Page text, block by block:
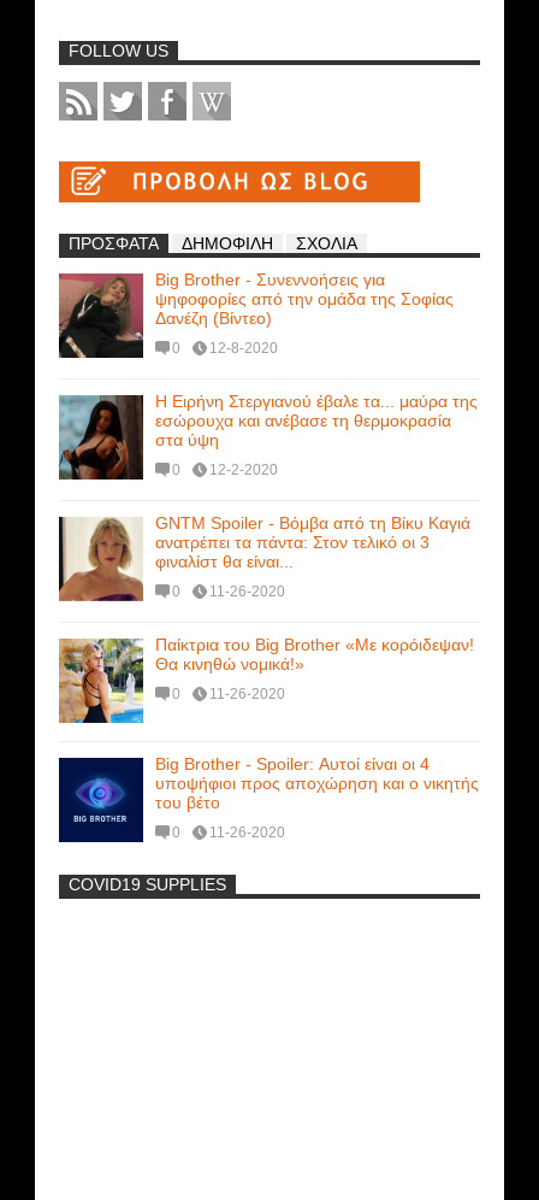
FOLLOW US
ΠΡΟΣΦΑΤΑ ΔΗΜΟΦΙΛΗ
ΣΧΟΛΙΑ
Big Brother - Συνεννοήσεις για
ψηφοφορίες από την ομάδα της Σοφίας
Δανέζη (Βίντεο)
0 12-8-2020
Η Ειρήνη Στεργιανού έβαλε τα... μαύρα της
εσώρουχα και ανέβασε τη θερμοκρασία
στα ύψη
0 12-2-2020
GNTM Spoiler - Βόμβα από τη Βίκυ Καγιά
ανατρέπει τα πάντα: Στον τελικό οι 3
φιναλίστ θα είναι...
0 11-26-2020
Παίκτρια του Big Brother «Με κορόιδεψαν!
Θα κινηθώ νομικά!»
0 11-26-2020
Big Brother - Spoiler: Αυτοί είναι οι 4
υποψήφιοι προς αποχώρηση και ο νικητής
του βέτο
0 11-26-2020
-
COVID19 SUPPLIES